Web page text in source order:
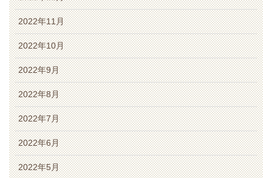
2022年11月
2022年10月
2022年9月
2022年8月
2022年7月
2022年6月
2022年5月